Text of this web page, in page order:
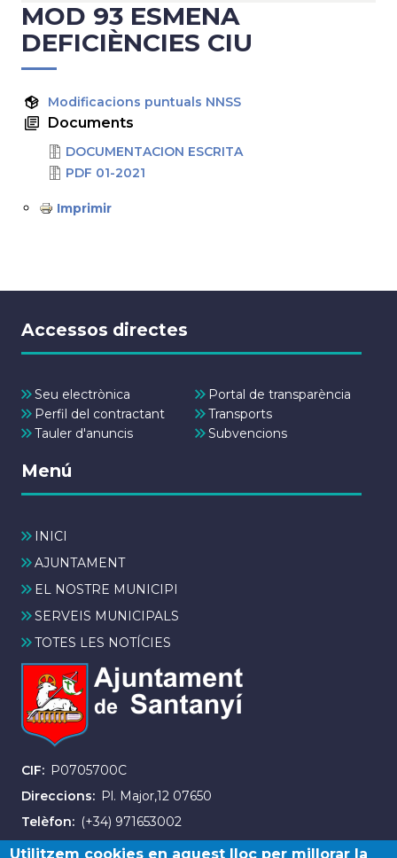
MOD 93 ESMENA
DEFICIÈNCIES CIU
Modificacions puntuals NNSS
Documents
DOCUMENTACION ESCRITA
PDF 01-2021
Imprimir
Accessos directes
Seu electrònica
Portal de transparència
Perfil del contractant
Transports
Tauler d'anuncis
Subvencions
Menú
INICI
AJUNTAMENT
EL NOSTRE MUNICIPI
SERVEIS MUNICIPALS
TOTES LES NOTÍCIES
CIF
P0705700C
Direccions
Pl. Major,12 07650
Telèfon
(+34) 971653002
Fax (+34) 971163007
Utilitzem cookies en aquest lloc per millorar la